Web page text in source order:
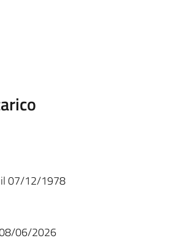
il07/12/1978
06/2026